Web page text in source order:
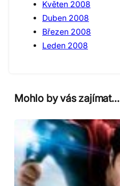
Květen 2008
Duben 2008
Březen 2008
Leden 2008
Mohlo by vás zajímat…